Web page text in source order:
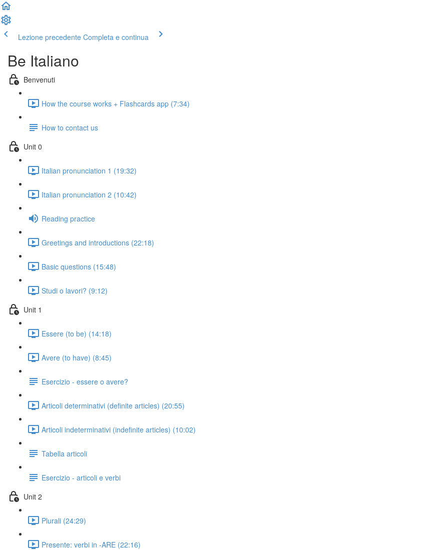
Lezione precedente Completa e continua
Be Italiano
Benvenuti
How the course works + Flashcards app (7:34)
How to contact us
Unit 0
Italian pronunciation 1 (19:32)
Italian pronunciation 2 (10:42)
Reading practice
Greetings and introductions (22:18)
Basic questions (15:48)
Studi o lavori? (9:12)
Unit 1
Essere (to be) (14:18)
Avere (to have) (8:45)
Esercizio - essere o avere?
Articoli determinativi (definite articles) (20:55)
Articoli indeterminativi (indefinite articles) (10:02)
Tabella articoli
Esercizio - articoli e verbi
Unit 2
Plurali (24:29)
Presente: verbi in -ARE (22:16)